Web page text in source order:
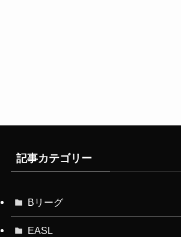
記事カテゴリー
Bリーグ
EASL